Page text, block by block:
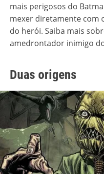
mais perigosos do
mexer diretamente com
do herói. Saiba mais
amedrontador inimigo
Duas origens